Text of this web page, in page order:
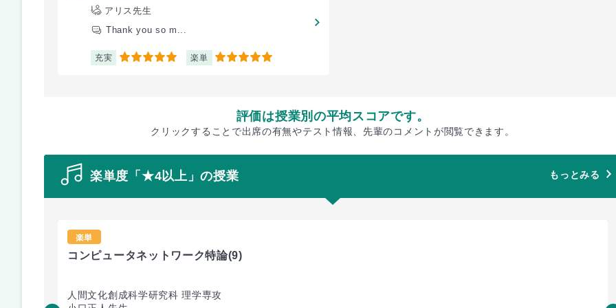
アリス先生
Thank you so m...
充実 5 楽単 5
評価は授業別の平均スコアです。
クリックすることで出席の有無やテスト情報、先輩のコメントが閲覧できます。
楽単度「★4以上」の授業 もっとみる
楽単
コンピュータネットワーク特論(9)
人間文化創成科学研究科 理学専攻